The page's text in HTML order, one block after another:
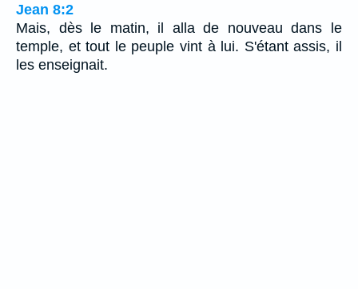
Jean 8:2
Mais, dès le matin, il alla de nouveau dans le
temple, et tout le peuple vint à lui. S'étant assis, il
les enseignait.